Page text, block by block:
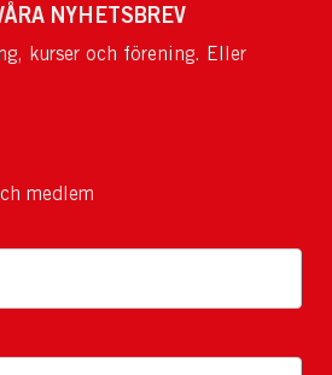
NYHETSBREV
kurser och förening. Eller
medlem